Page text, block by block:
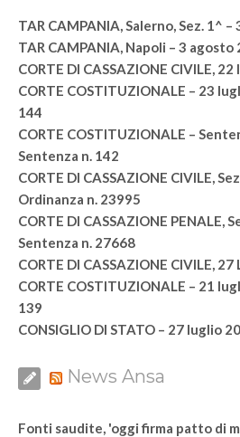
TAR CAMPANIA, Salerno, Sez. 1^
TAR CAMPANIA, Napoli – 3 agosto
CORTE DI CASSAZIONE CIVILE,
CORTE COSTITUZIONALE – 23
144
CORTE COSTITUZIONALE –
Sentenza n. 142
CORTE DI CASSAZIONE CIVILE,
Ordinanza n. 23995
CORTE DI CASSAZIONE PENALE,
Sentenza n. 27668
CORTE DI CASSAZIONE CIVILE,
CORTE COSTITUZIONALE – 21
139
CONSIGLIO DI STATO – 27 luglio
News Ansa
Fonti saudite, 'oggi firma patto di